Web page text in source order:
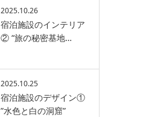
2025.10.26
宿泊施設のインテリア
② “旅の秘密基地…
2025.10.25
宿泊施設のデザイン①
”水色と白の洞窟”